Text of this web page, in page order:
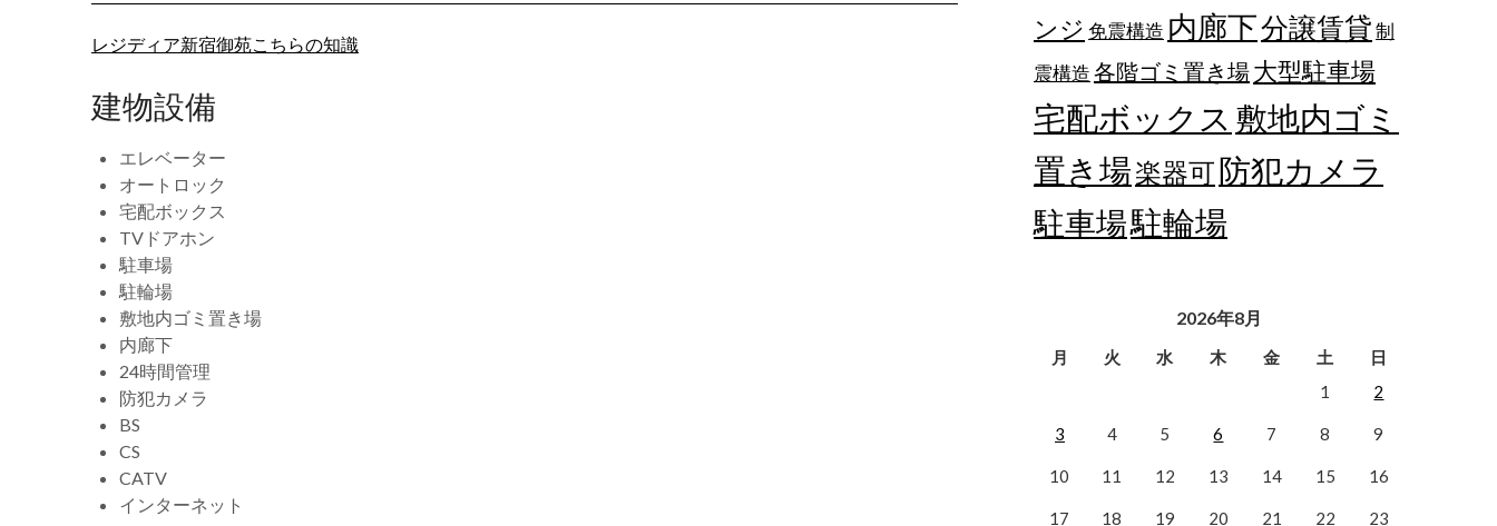
レジディア新宿御苑こちらの知識
建物設備
エレベーター
オートロック
宅配ボックス
TVドアホン
駐車場
駐輪場
敷地内ゴミ置き場
内廊下
24時間管理
防犯カメラ
BS
CS
CATV
インターネット
ンジ 免震構造 内廊下分譲賃貸制
震構造各階ゴミ置き場大型駐車場
宅配ボックス 敷地内ゴミ
置き場楽器可防犯カメラ
駐車場駐輪場
2026年8月
月 火 水 木 金 土
日
1
2
3 4 5 6 7 8 9
10 11 12 13 14 15 16
17 18 19 20 21 22 23